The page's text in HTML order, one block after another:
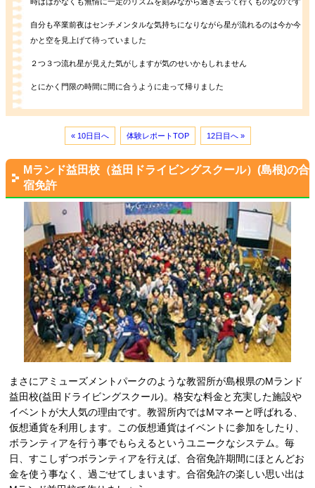
自分も卒業前夜はセンチメンタルな気持ちになりながら星が流れるのは今か今
かと空を見上げて待っていました
２つ３つ流れ星が見えた気がしますが気のせいかもしれません
とにかく門限の時間に間に合うように走って帰りました
« 10日目へ 体験レポートTOP 12日目へ »
Mランド益田校（益田ドライビングスクール）(島根)の合
宿免許
まさにアミューズメントパークのような教習所が島根県のMランド
益田校(益田ドライビングスクール)。格安な料金と充実した施設や
イベントが大人気の理由です。教習所内ではMマネーと呼ばれる、
仮想通貨を利用します。この仮想通貨はイベントに参加をしたり、
ボランティアを行う事でもらえるというユニークなシステム。毎
日、すこしずつボランティアを行えば、合宿免許期間にほとんどお
金を使う事なく、過ごせてしまいます。合宿免許の楽しい思い出は